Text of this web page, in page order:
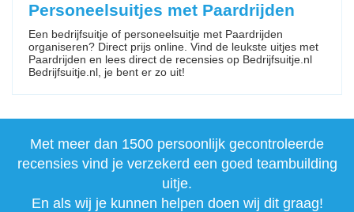
Personeelsuitjes met Paardrijden
Een bedrijfsuitje of personeelsuitje met Paardrijden
organiseren? Direct prijs online. Vind de leukste uitjes met
Paardrijden en lees direct de recensies op Bedrijfsuitje.nl
Bedrijfsuitje.nl, je bent er zo uit!
Met meer dan 1500 persoonlijk gecontroleerde
recensies vind je verzekerd een goed teambuilding
uitje.
En als wij je kunnen helpen doen wij dit graag!